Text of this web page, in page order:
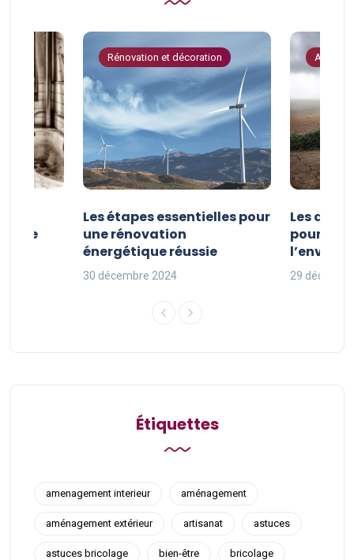
Rénovation et décoration
Les étapes essentielles pour
une rénovation
énergétique réussie
30 décembre 2024
Les
pour
29
Étiquettes
amenagement interieur aménagement
aménagement extérieur artisanat astuces
astuces bricolage bien-être bricolage